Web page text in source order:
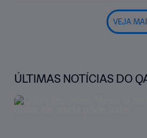
VEJA
ÚLTIMAS NOTÍCIAS DO